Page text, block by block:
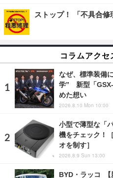
ストップ！ 「不具合修
コラムアクセ
なぜ、標準装備
学” 新型「GSX-
めた想い
2026.8.10 Mon 10:00
小型で薄型な「
機をチェック！
オを制す］
2026.8.9 Sun 13:00
BYD・ラッコ 【